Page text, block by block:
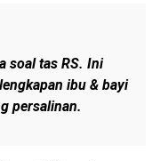
soal tas RS. Ini
ibu & bayi
persalinan.